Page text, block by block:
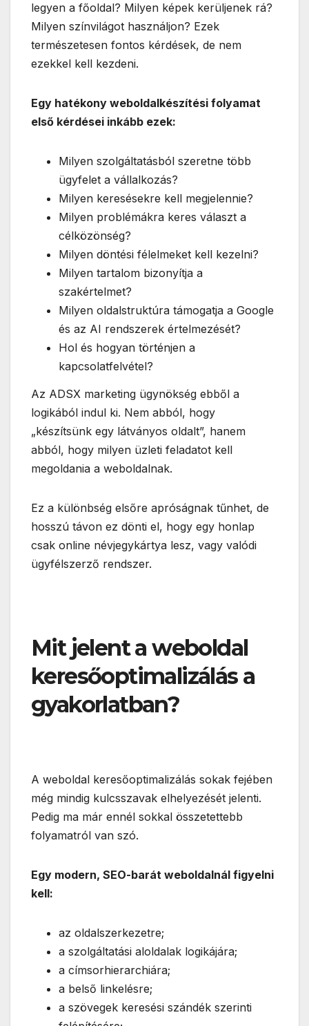
legyen a főoldal? Milyen képek kerüljenek rá?
Milyen színvilágot használjon? Ezek
természetesen fontos kérdések, de nem
ezekkel kell kezdeni.
Egy hatékony weboldalkészítési folyamat
első kérdései inkább ezek:
Milyen szolgáltatásból szeretne több
ügyfelet a vállalkozás?
Milyen keresésekre kell megjelennie?
Milyen problémákra keres választ a
célközönség?
Milyen döntési félelmeket kell kezelni?
Milyen tartalom bizonyítja a
szakértelmet?
Milyen oldalstruktúra támogatja a Google
és az AI rendszerek értelmezését?
Hol és hogyan történjen a
kapcsolatfelvétel?
Az ADSX marketing ügynökség ebből a
logikából indul ki. Nem abból, hogy
„készítsünk egy látványos oldalt”, hanem
abból, hogy milyen üzleti feladatot kell
megoldania a weboldalnak.
Ez a különbség elsőre apróságnak tűnhet, de
hosszú távon ez dönti el, hogy egy honlap
csak online névjegykártya lesz, vagy valódi
ügyfélszerző rendszer.
Mit jelent a weboldal
keresőoptimalizálás a
gyakorlatban?
A weboldal keresőoptimalizálás sokak fejében
még mindig kulcsszavak elhelyezését jelenti.
Pedig ma már ennél sokkal összetettebb
folyamatról van szó.
Egy modern, SEO-barát weboldalnál figyelni
kell:
az oldalszerkezetre;
a szolgáltatási aloldalak logikájára;
a címsorhierarchiára;
a belső linkelésre;
a szövegek keresési szándék szerinti